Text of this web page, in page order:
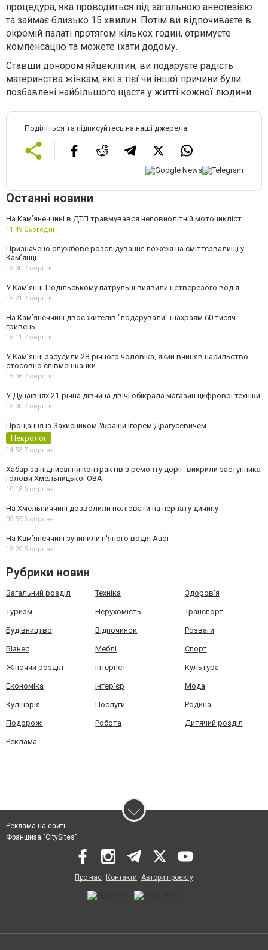
процедура, яка проводиться під загальною анестезією
та займає близько 15 хвилин. Потім ви відпочиваєте в
окремій палаті протягом кількох годин, отримуєте
компенсацію та можете їхати додому.
Ставши донором яйцеклітин, ви подаруєте радість
материнства жінкам, які з тієї чи іншої причини були
позбавлені найбільшого щастя у житті кожної людини.
Поділіться та підписуйтесь на наші джерела
Останні новини
На Кам’янеччині в ДТП травмувався неповнолітній мотоцикліст
11:49,Сьогодні
Призначено службове розслідування пожежі на сміттєзвалищі у
Кам’янці
15:30,7 серпня
У Кам’янці-Подільському патрульні виявили нетверезого водія
15:21,7 серпня
На Камʼянеччині двоє жителів "подарували" шахраям 60 тисяч
гривень
15:11,7 серпня
У Камʼянці засудили 28-річного чоловіка, який вчиняв насильство
стосовно співмешканки
15:06,7 серпня
У Дунаївцях 21-річна дівчина двічі обікрала магазин цифрової техніки
15:00,7 серпня
Прощання із Захисником України Ігорем Драгусевичем
Некролог
14:53,7 серпня
Хабар за підписання контрактів з ремонту доріг: викрили заступника
голови Хмельницької ОВА
10:18,6 серпня
На Хмельниччині дозволили полювати на пернату дичину
09:59,6 серпня
На Камʼянеччині зупинили п'яного водія Audi
13:20,5 серпня
Рубрики новин
Загальний розділ Техніка Здоров'я
Туризм Нерухомість Транспорт
Будівництво Відпочинок Розваги
Бізнес Меблі Спорт
Жіночий розділ Інтернет Культура
Економіка Інтер'єр Мода
Кулінарія Послуги Родина
Подорожі Робота Дитячий розділ
Реклама
Реклама на сайті
Франшиза "CitySites"
Про нас Контакти Автори проєкту